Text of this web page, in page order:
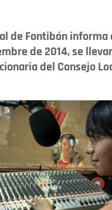
de Fontibón informa
de 2014, se
del Consejo